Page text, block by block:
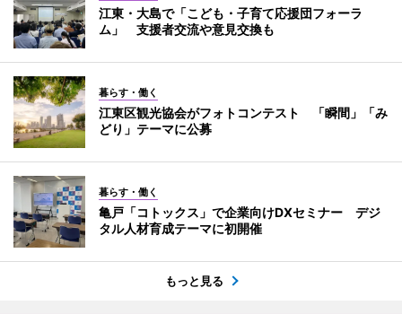
江東・大島で「こども・子育て応援団フォーラ
ム」 支援者交流や意見交換も
暮らす・働く
江東区観光協会がフォトコンテスト 「瞬間」「み
どり」テーマに公募
暮らす・働く
亀戸「コトックス」で企業向けDXセミナー デジ
タル人材育成テーマに初開催
もっと見る